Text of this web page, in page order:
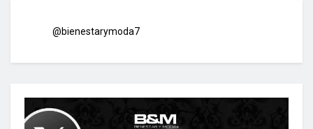
@bienestarymoda7